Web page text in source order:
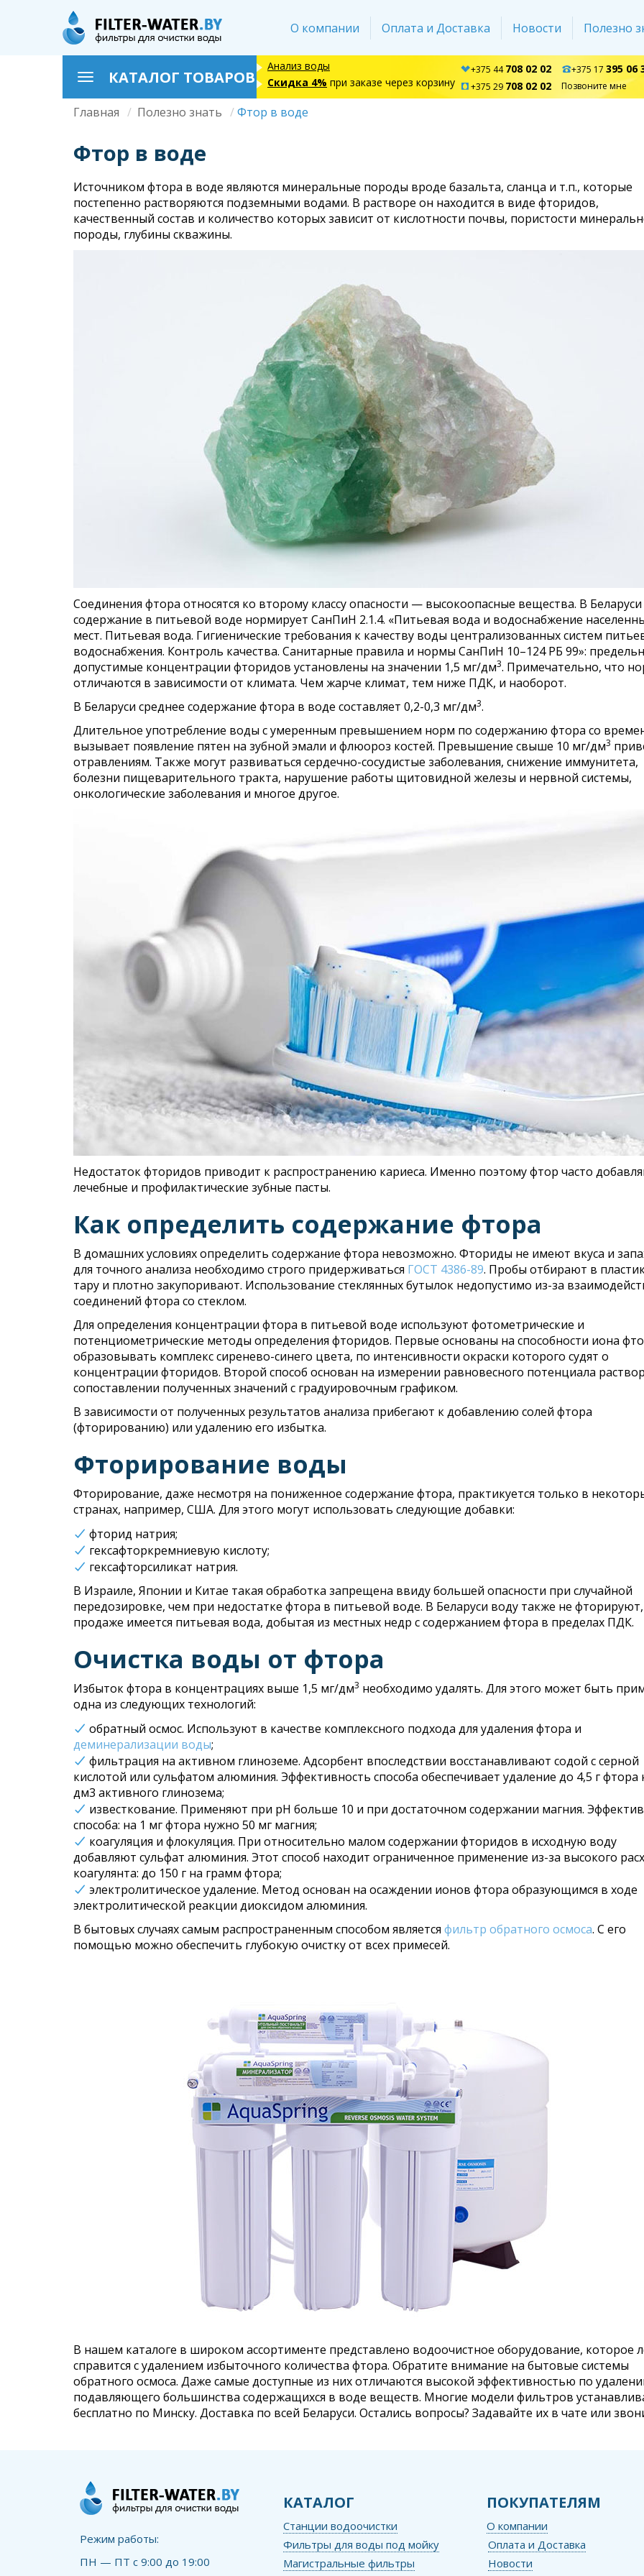
содержанию
О компании Оплата и Доставка Новости Полезно
ToggleКАТАЛОГ ТОВАРОВ
Анализ воды
Скидка 4% при заказе через корзину
+375 44708 02 02
+375 29 708 02 02
+375 17 395 06
Позвоните мне
Строка
навигации
Главная Полезно знать Фтор в воде
Фтор в воде
Источником фтора в воде являются минеральные породы вроде базальта, сланца и т.п., которые
постепенно растворяются подземными водами. В растворе он находится в виде фторидов,
качественный состав и количество которых зависит от кислотности почвы, пористости
породы, глубины скважины.
Соединения фтора относятся ко второму классу опасности — высокоопасные вещества. В Беларуси
содержание в питьевой воде нормирует СанПиН 2.1.4. «Питьевая вода и водоснабжение
мест. Питьевая вода. Гигиенические требования к качеству воды централизованных систем
водоснабжения. Контроль качества. Санитарные правила и нормы СанПиН 10–124 РБ 99»:
допустимые концентрации фторидов установлены на значении 1,5 мг/дм3. Примечательно, что
отличаются в зависимости от климата. Чем жарче климат, тем ниже ПДК, и наоборот.
В Беларуси среднее содержание фтора в воде составляет 0,2-0,3 мг/дм3.
Длительное употребление воды с умеренным превышением норм по содержанию фтора со
вызывает появление пятен на зубной эмали и флюороз костей. Превышение свыше 10 мг/дм3
отравлениям. Также могут развиваться сердечно-сосудистые заболевания, снижение иммунитета,
болезни пищеварительного тракта, нарушение работы щитовидной железы и нервной системы,
онкологические заболевания и многое другое.
Недостаток фторидов приводит к распространению кариеса. Именно поэтому фтор часто
лечебные и профилактические зубные пасты.
Как определить содержание фтора
В домашних условиях определить содержание фтора невозможно. Фториды не имеют вкуса и
для точного анализа необходимо строго придерживаться ГОСТ 4386-89. Пробы отбирают в
тару и плотно закупоривают. Использование стеклянных бутылок недопустимо из-за
соединений фтора со стеклом.
Для определения концентрации фтора в питьевой воде используют фотометрические и
потенциометрические методы определения фторидов. Первые основаны на способности иона
образовывать комплекс сиренево-синего цвета, по интенсивности окраски которого судят о
концентрации фторидов. Второй способ основан на измерении равновесного потенциала
сопоставлении полученных значений с градуировочным графиком.
В зависимости от полученных результатов анализа прибегают к добавлению солей фтора
(фторированию) или удалению его избытка.
Фторирование воды
Фторирование, даже несмотря на пониженное содержание фтора, практикуется только в
странах, например, США. Для этого могут использовать следующие добавки:
фторид натрия;
гексафторкремниевую кислоту;
гексафторсиликат натрия.
В Израиле, Японии и Китае такая обработка запрещена ввиду большей опасности при случайной
передозировке, чем при недостатке фтора в питьевой воде. В Беларуси воду также не
продаже имеется питьевая вода, добытая из местных недр с содержанием фтора в пределах ПДК.
Очистка воды от фтора
Избыток фтора в концентрациях выше 1,5 мг/дм3 необходимо удалять. Для этого может быть
одна из следующих технологий:
обратный осмос. Используют в качестве комплексного подхода для удаления фтора и
деминерализации воды;
фильтрация на активном глиноземе. Адсорбент впоследствии восстанавливают содой с серной
кислотой или сульфатом алюминия. Эффективность способа обеспечивает удаление до 4,5 г фтора
дм3 активного глинозема;
известкование. Применяют при pH больше 10 и при достаточном содержании магния.
способа: на 1 мг фтора нужно 50 мг магния;
коагуляция и флокуляция. При относительно малом содержании фторидов в исходную воду
добавляют сульфат алюминия. Этот способ находит ограниченное применение из-за высокого
коагулянта: до 150 г на грамм фтора;
электролитическое удаление. Метод основан на осаждении ионов фтора образующимся в ходе
электролитической реакции диоксидом алюминия.
В бытовых случаях самым распространенным способом является фильтр обратного осмоса. С его
помощью можно обеспечить глубокую очистку от всех примесей.
В нашем каталоге в широком ассортименте представлено водоочистное оборудование, которое
справится с удалением избыточного количества фтора. Обратите внимание на бытовые системы
обратного осмоса. Даже самые доступные из них отличаются высокой эффективностью по
подавляющего большинства содержащихся в воде веществ. Многие модели фильтров
бесплатно по Минску. Доставка по всей Беларуси. Остались вопросы? Задавайте их в чате или
Режим работы:
ПН — ПТ с 9:00 до 19:00
КАТАЛОГ
Станции водоочистки
Фильтры для воды под мойку
Магистральные фильтры
ПОКУПАТЕЛЯМ
О компании
Оплата и Доставка
Новости